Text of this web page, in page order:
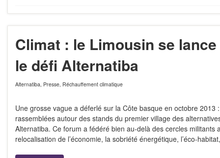
Climat : le Limousin se
le défi Alternatiba
Alternatiba, Presse, Réchauffement climatique
Une grosse vague a déferlé sur la Côte basque en octobre 2013
rassemblées autour des stands du premier village des
Alternatiba. Ce forum a fédéré bien au-delà des cercles militants
relocalisation de l’économie, la sobriété énergétique, l’éco-